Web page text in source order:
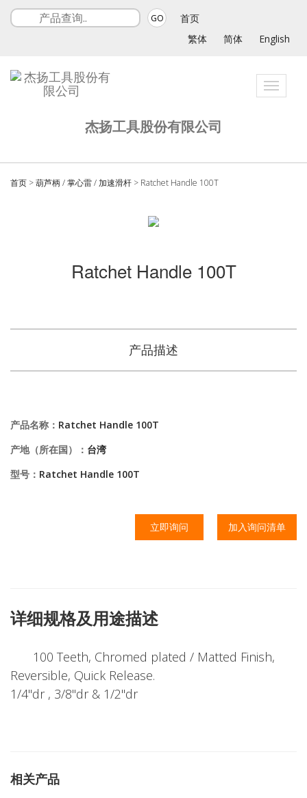
GO
首页
繁体
简体 English
Toggle
杰扬工具股份有限公司
首页 >葫芦柄 / 掌心雷 / 加速滑杆 > Ratchet Handle 100T
Ratchet Handle 100T
产品描述
产品名称： Ratchet Handle 100T
产地（所在国）： 台湾
型号： Ratchet Handle 100T
立即询问 加入询问清单
详细规格及用途描述
100 Teeth, Chromed plated / Matted Finish,
Reversible, Quick Release.
1/4"dr , 3/8"dr & 1/2"dr
相关产品